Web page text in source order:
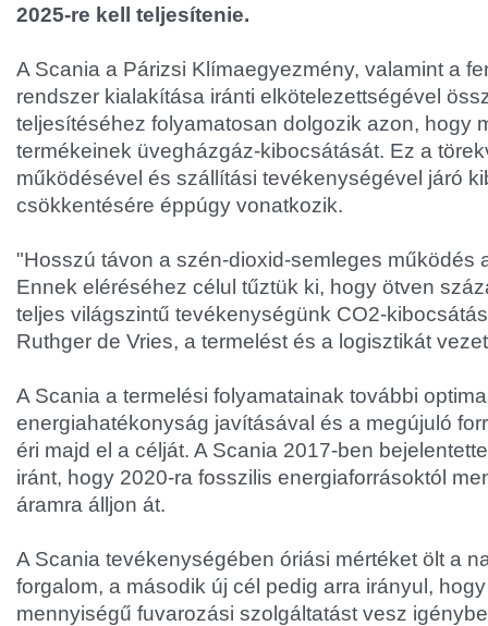
2025-re kell teljesítenie.
A Scania a Párizsi Klímaegyezmény, valamint a
rendszer kialakítása iránti elkötelezettségével
teljesítéséhez folyamatosan dolgozik azon, hogy
termékeinek üvegházgáz-kibocsátását. Ez a
működésével és szállítási tevékenységével járó
csökkentésére éppúgy vonatkozik.
"Hosszú távon a szén-dioxid-semleges működés
Ennek eléréséhez célul tűztük ki, hogy ötven
teljes világszintű tevékenységünk CO2-
Ruthger de Vries, a termelést és a logisztikát
A Scania a termelési folyamatainak további
energiahatékonyság javításával és a megújuló
éri majd el a célját. A Scania 2017-ben
iránt, hogy 2020-ra fosszilis energiaforrásoktól
áramra álljon át.
A Scania tevékenységében óriási mértéket ölt a
forgalom, a második új cél pedig arra irányul,
mennyiségű fuvarozási szolgáltatást vesz